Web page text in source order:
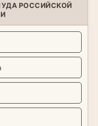
РОССИЙСКОЙ